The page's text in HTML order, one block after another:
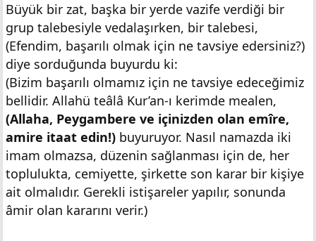
Büyük bir zat, başka bir yerde vazife verdiği bir
grup talebesiyle vedalaşırken, bir talebesi,
(Efendim, başarılı olmak için ne tavsiye edersiniz?)
diye sorduğunda buyurdu ki:
(Bizim başarılı olmamız için ne tavsiye edeceğimiz
bellidir. Allahü teâlâ Kur’an-ı kerimde mealen,
(Allaha, Peygambere ve içinizden olan emîre,
amire itaat edin!) buyuruyor. Nasıl namazda iki
imam olmazsa, düzenin sağlanması için de, her
toplulukta, cemiyette, şirkette son karar bir kişiye
ait olmalıdır. Gerekli istişareler yapılır, sonunda
âmir olan kararını verir.)